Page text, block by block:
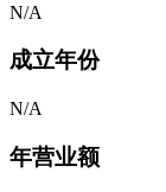
N/A
成立年份
N/A
年营业额